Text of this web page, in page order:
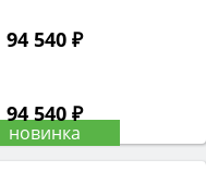
94 540 ₽
94 540 ₽